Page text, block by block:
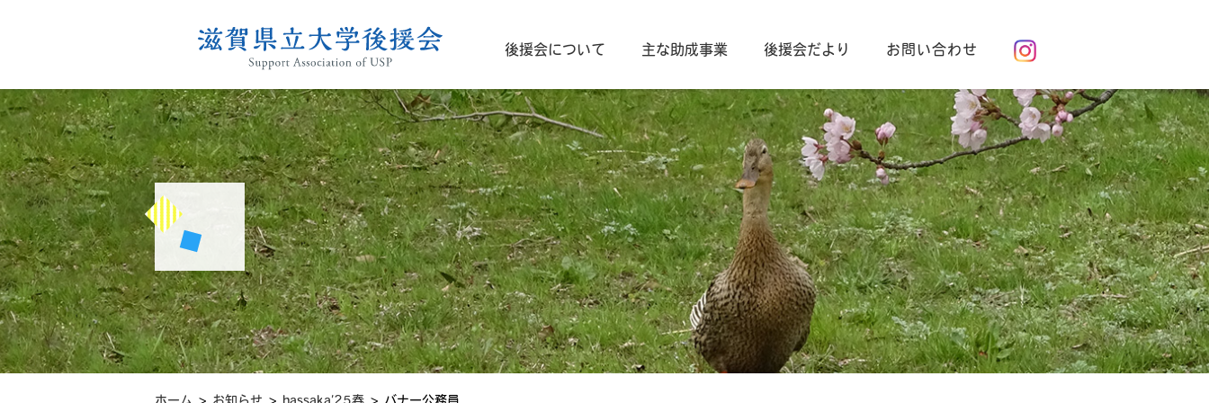
後援会について
後援会とは 会長挨拶 会 則
主な助成事業
学生生活・学びへの支援 学生保険について
後援会だより
会報「はっさか」 後援会ニュース 大学カレンダー フォトギャラリー
お問い合わせ